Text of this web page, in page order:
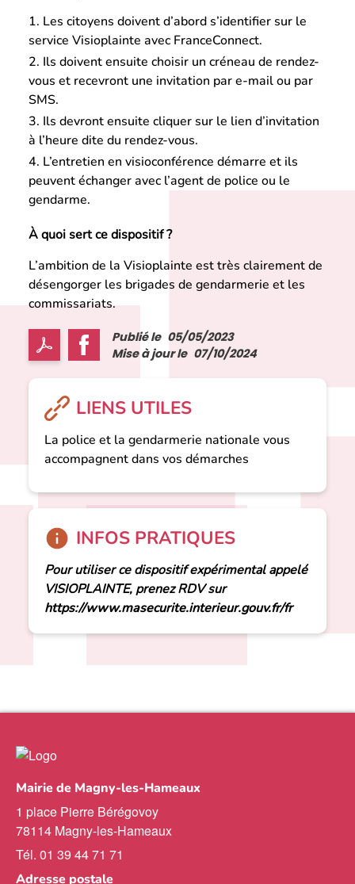
Les citoyens doivent d’abord s’identifier sur le
service Visioplainte avec FranceConnect.
Ils doivent ensuite choisir un créneau de rendez-
vous et recevront une invitation par e-mail ou par
SMS.
Ils devront ensuite cliquer sur le lien d’invitation
à l’heure dite du rendez-vous.
L’entretien en visioconférence démarre et ils
peuvent échanger avec l’agent de police ou le
gendarme.
À quoi sert ce dispositif ?
L’ambition de la Visioplainte est très clairement de
désengorger les brigades de gendarmerie et les
commissariats.
Publié le 05/05/2023
Mise à jour le 07/10/2024
LIENS UTILES
La police et la gendarmerie nationale vous
accompagnent dans vos démarches
INFOS PRATIQUES
Pour utiliser ce dispositif expérimental appelé
VISIOPLAINTE, prenez RDV sur
https://www.masecurite.interieur.gouv.fr/fr
Mairie de Magny-les-Hameaux
1 place Pierre Bérégovoy
78114 Magny-les-Hameaux
Tél. 01 39 44 71 71
Adresse postale